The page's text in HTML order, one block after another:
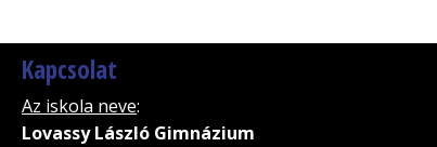
Kapcsolat
Az iskola neve:
Lovassy László Gimnázium